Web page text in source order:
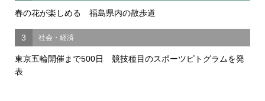
春の花が楽しめる 福島県内の散歩道
3 社会・経済
東京五輪開催まで500日 競技種目のスポーツピトグラムを発
表